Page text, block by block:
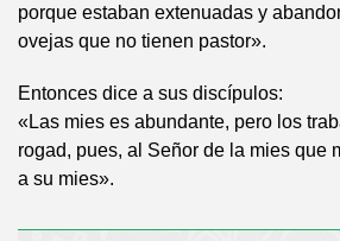
porque estaban extenuadas y
ovejas que no tienen pastor».
Entonces dice a sus discípulos:
«Las mies es abundante, pero los
rogad, pues, al Señor de la mies que
a su mies».